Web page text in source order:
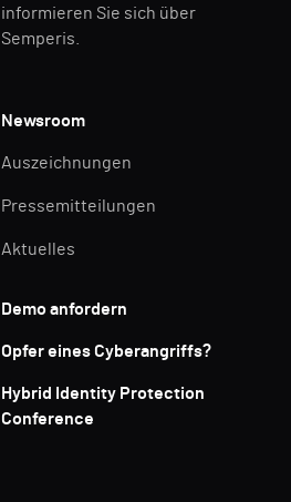
informieren Sie sich über
Semperis.
Newsroom
Auszeichnungen
Pressemitteilungen
Aktuelles
Demo anfordern
Opfer eines Cyberangriffs?
Hybrid Identity Protection
Conference